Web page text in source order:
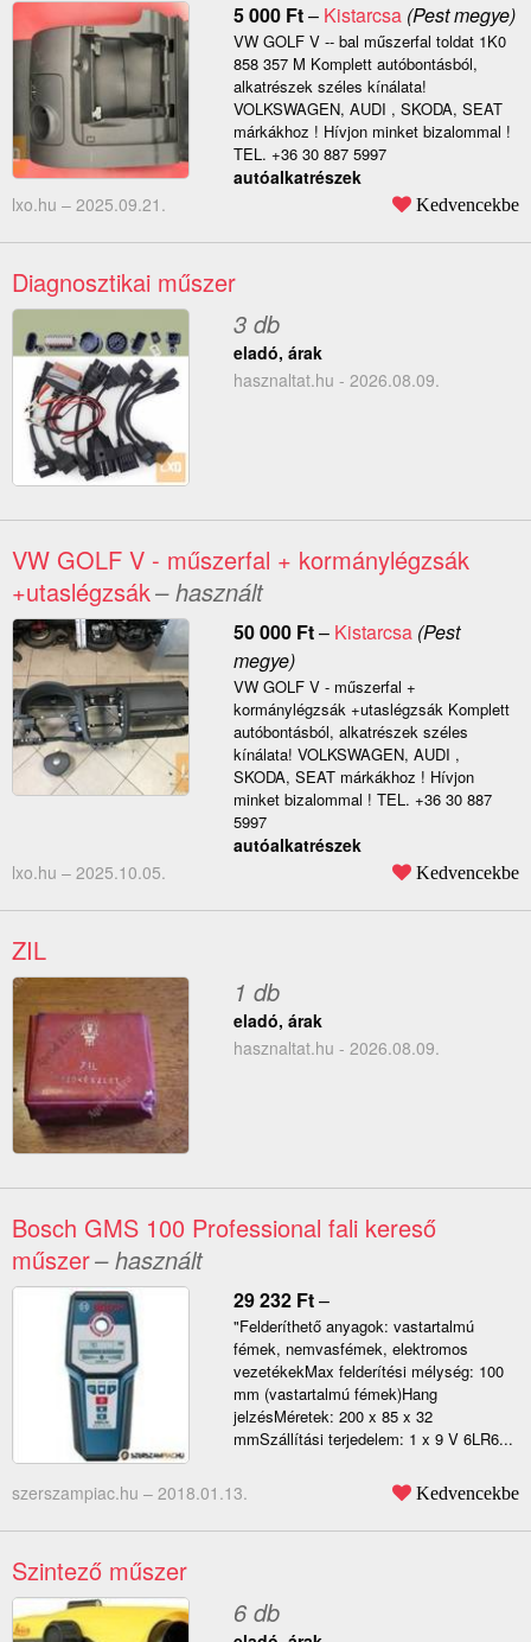
5 000 Ft– Kistarcsa(Pest megye)
VW GOLF V -- bal műszerfal toldat 1K0
858 357 M Komplett autóbontásból,
alkatrészek széles kínálata!
VOLKSWAGEN, AUDI , SKODA, SEAT
márkákhoz ! Hívjon minket bizalommal !
TEL. +36 30 887 5997
autóalkatrészek
lxo.hu – 2025.09.21. Kedvencekbe
Diagnosztikai műszer
3 db
eladó, árak
hasznaltat.hu - 2026.08.09.
VW GOLF V - műszerfal + kormánylégzsák
+utaslégzsák– használt
50 000 Ft– Kistarcsa(Pest
megye)
VW GOLF V - műszerfal +
kormánylégzsák +utaslégzsák Komplett
autóbontásból, alkatrészek széles
kínálata! VOLKSWAGEN, AUDI ,
SKODA, SEAT márkákhoz ! Hívjon
minket bizalommal ! TEL. +36 30 887
5997
autóalkatrészek
lxo.hu – 2025.10.05. Kedvencekbe
ZIL
1 db
eladó, árak
hasznaltat.hu - 2026.08.09.
Bosch GMS 100 Professional fali kereső
műszer– használt
29 232 Ft–
"Felderíthető anyagok: vastartalmú
fémek, nemvasfémek, elektromos
vezetékekMax felderítési mélység: 100
mm (vastartalmú fémek)Hang
jelzésMéretek: 200 x 85 x 32
mmSzállítási terjedelem: 1 x 9 V 6LR6...
szerszampiac.hu – 2018.01.13. Kedvencekbe
Szintező műszer
6 db